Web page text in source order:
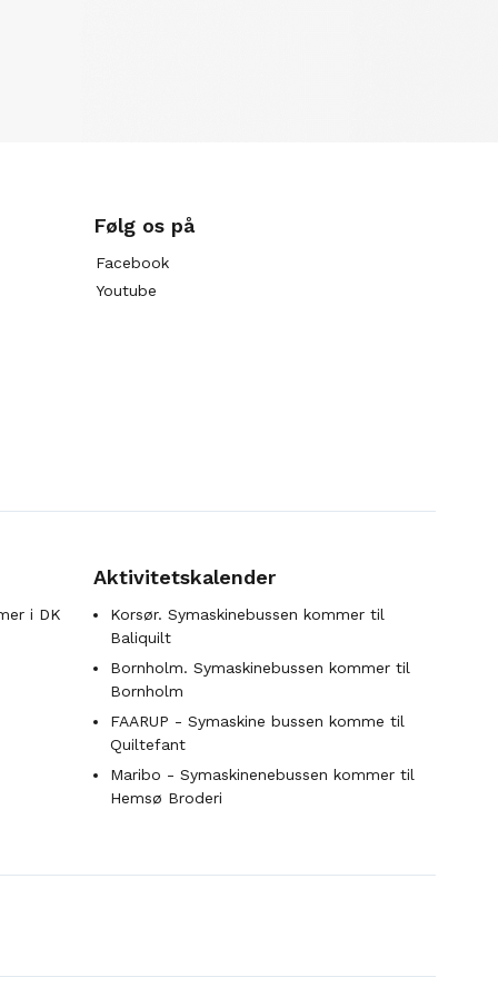
Følg os på
Facebook
Youtube
i DK
Aktivitetskalender
Korsør. Symaskinebussen kommer til
Baliquilt
Bornholm. Symaskinebussen kommer til
Bornholm
FAARUP - Symaskine bussen komme til
Quiltefant
Maribo - Symaskinenebussen kommer til
Hemsø Broderi